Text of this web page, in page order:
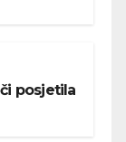
posjetila